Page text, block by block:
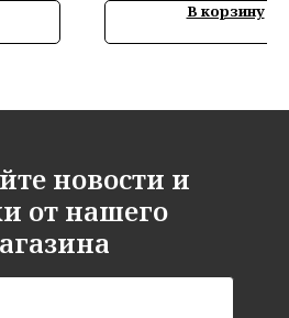
В корзину
новости и
от нашего